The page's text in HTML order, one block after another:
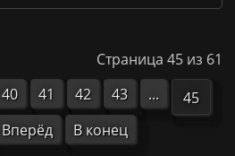
Страница 45 из 61
40 41 42 43 ...
45
Вперёд В конец